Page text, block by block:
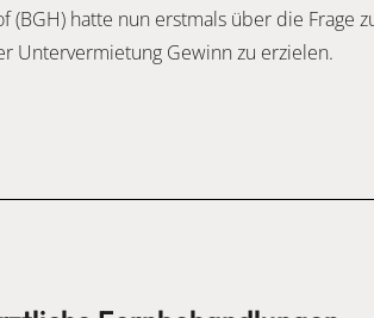
(BGH) hatte nun erstmals über die Frage
Untervermietung Gewinn zu erzielen.